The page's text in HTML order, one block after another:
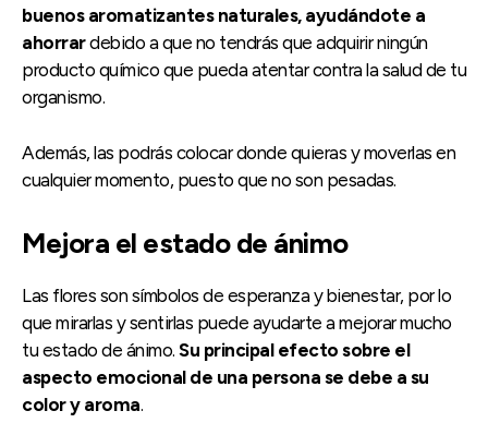
buenos aromatizantes naturales, ayudándote a
ahorrardebido a que no tendrás que adquirir ningún
producto químico que pueda atentar contra la salud de tu
organismo.
Además, las podrás colocar donde quieras y moverlas en
cualquier momento, puesto que no son pesadas.
Mejora el estado de ánimo
Las flores son símbolos de esperanza y bienestar, por lo
que mirarlas y sentirlas puede ayudarte a mejorar mucho
tu estado de ánimo. Su principal efecto sobre el
aspecto emocional de una persona se debe a su
color y aroma.